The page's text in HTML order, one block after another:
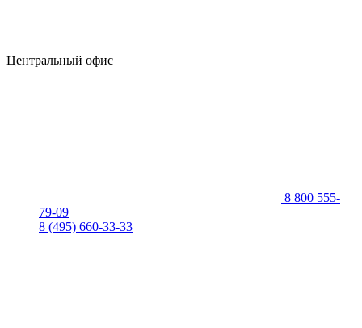
Центральный офис
8 800 555-
79-09
8 (495) 660-33-33